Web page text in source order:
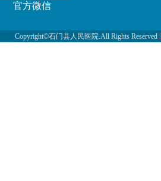
官方微信
Copyright©石门县人民医院.All Rights Reserved